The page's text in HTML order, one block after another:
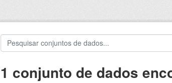
1 conjunto de dados